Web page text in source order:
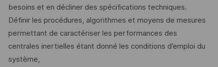
besoins et en décliner des spécifications techniques.
Définir les procédures, algorithmes et moyens de mesures
permettant de caractériser les performances des
centrales inertielles étant donné les conditions d’emploi du
système,